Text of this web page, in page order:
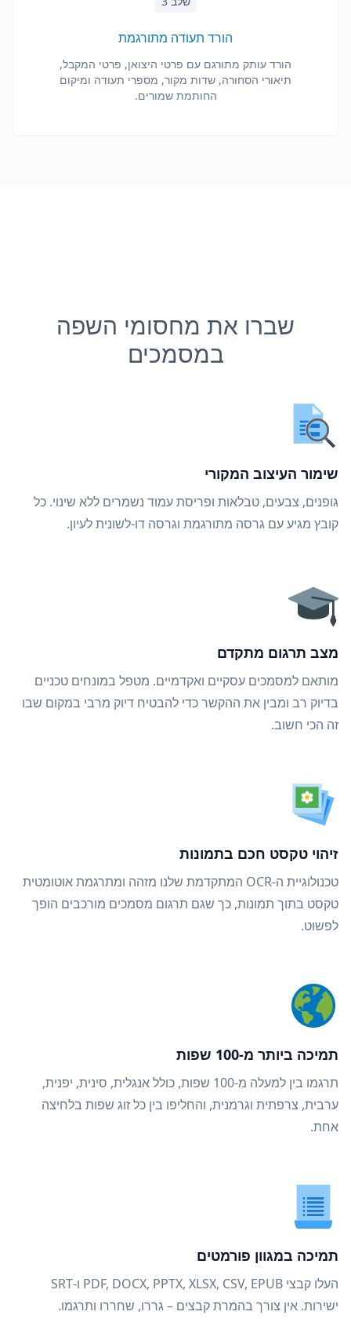
הורד תעודה מתורגמת
הורד עותק מתורגם עם פרטי היצואן, פרטי המקבל,
תיאורי הסחורה, שדות מקור, מספרי תעודה ומיקום
החותמת שמורים.
שברו את מחסומי השפה
במסמכים
שימור העיצוב המקורי
גופנים, צבעים, טבלאות ופריסת עמוד נשמרים ללא שינוי. כל
קובץ מגיע עם גרסה מתורגמת וגרסה דו-לשונית לעיון.
מצב תרגום מתקדם
מותאם למסמכים עסקיים ואקדמיים. מטפל במונחים טכניים
בדיוק רב ומבין את ההקשר כדי להבטיח דיוק מרבי במקום שבו
זה הכי חשוב.
זיהוי טקסט חכם בתמונות
טכנולוגיית ה-OCR המתקדמת שלנו מזהה ומתרגמת אוטומטית
טקסט בתוך תמונות, כך שגם תרגום מסמכים מורכבים הופך
לפשוט.
תמיכה ביותר מ-100 שפות
תרגמו בין למעלה מ-100 שפות, כולל אנגלית, סינית, יפנית,
ערבית, צרפתית וגרמנית, והחליפו בין כל זוג שפות בלחיצה
אחת.
תמיכה במגוון פורמטים
העלו קבצי PDF, DOCX, PPTX, XLSX, CSV, EPUB ו-SRT
ישירות. אין צורך בהמרת קבצים – גררו, שחררו ותרגמו.